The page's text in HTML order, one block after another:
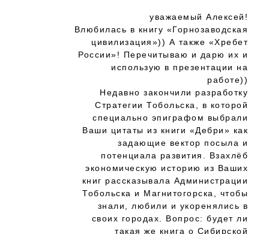
уважаемый Алексей!
Влюбилась в книгу «Горнозаводская
цивилизация»)) А также «Хребет
России»! Перечитываю и дарю их и
использую в презентации на
работе))
Недавно закончили разработку
Стратегии Тобольска, в которой
специально эпиграфом выбрали
Ваши цитаты из книги «Дебри» как
задающие вектор посыла и
потенциала развития. Взахлёб
экономическую историю из Ваших
книг рассказывала Администрации
Тобольска и Магнитогорска, чтобы
знали, любили и укоренялись в
своих городах. Вопрос: будет ли
такая же книга о Сибирской